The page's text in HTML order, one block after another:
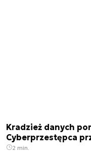
Kradzież danych
Cyberprzestępca
2 min.